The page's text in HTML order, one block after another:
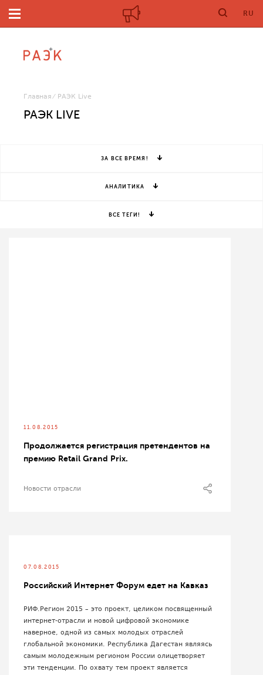
RU
Главная РАЭК Live
РАЭК LIVE
ЗА ВСЕ ВРЕМЯ!
АНАЛИТИКА
ВСЕ ТЕГИ!
11.08.2015
Продолжается регистрация претендентов на
премию Retail Grand Prix.
Новости отрасли
07.08.2015
Российский Интернет Форум едет на Кавказ
РИФ.Регион 2015 – это проект, целиком посвященный
интернет-отрасли и новой цифровой экономике
наверное, одной из самых молодых отраслей
глобальной экономики. Республика Дагестан являясь
самым молодежным регионом России олицетворяет
эти тенденции. По охвату тем проект является